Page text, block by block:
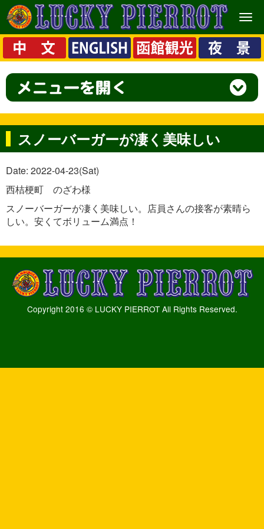
メ
ニ
ュ
ー
スノーバーガーが凄く美味しい
Date: 2022-04-23(Sat)
西桔梗町 のざわ様
スノーバーガーが凄く美味しい。店員さんの接客が素晴ら
しい。安くてボリューム満点！
Copyright 2016 © LUCKY PIERROT All Rights Reserved.